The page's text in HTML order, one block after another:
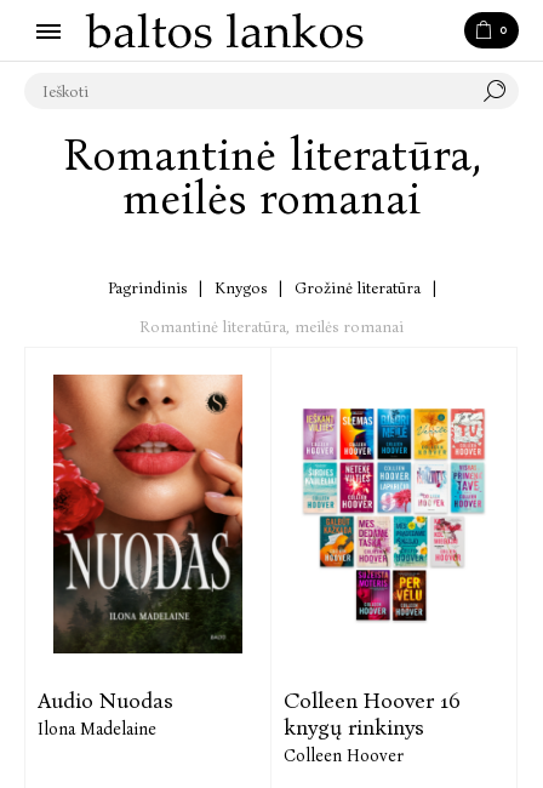
0
Romantinė literatūra,
meilės romanai
Pagrindinis Knygos Grožinė literatūra
Romantinė literatūra, meilės romanai
Audio Nuodas
Ilona Madelaine
Colleen Hoover 16
knygų rinkinys
Colleen Hoover